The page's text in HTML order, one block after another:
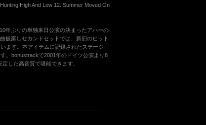
High And Low 12. Summer Moved On
年ぶりの単独来日公演の決まったアハーの
披露しセカンドセットでは、新旧のヒット
ます。本アイテムに記録されたステージ
。bonustrackで2001年のドイツ公演より8
した高音質で堪能できます。